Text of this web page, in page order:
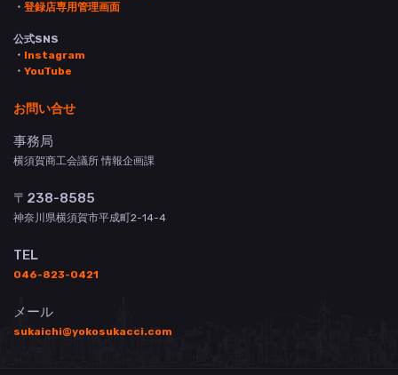
・ 登録店専用管理画面
公式SNS
・ Instagram
・ YouTube
お問い合せ
事務局
横須賀商工会議所 情報企画課
〒238-8585
神奈川県横須賀市平成町2-14-4
TEL
046-823-0421
メール
sukaichi@yokosukacci.com